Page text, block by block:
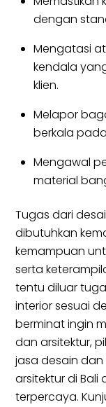
dengan
Mengatasi
kendala
klien.
Melapor
berkala
Mengawal
material
Tugas dari
dibutuhkan
kemampuan
serta
tentu diluar
interior sesuai
berminat ingin
dan arsitektur,
jasa desain
arsitektur di
terpercaya.